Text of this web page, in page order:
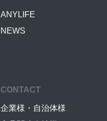
ANYLIFE
NEWS
CONTACT
企業様・自治体様